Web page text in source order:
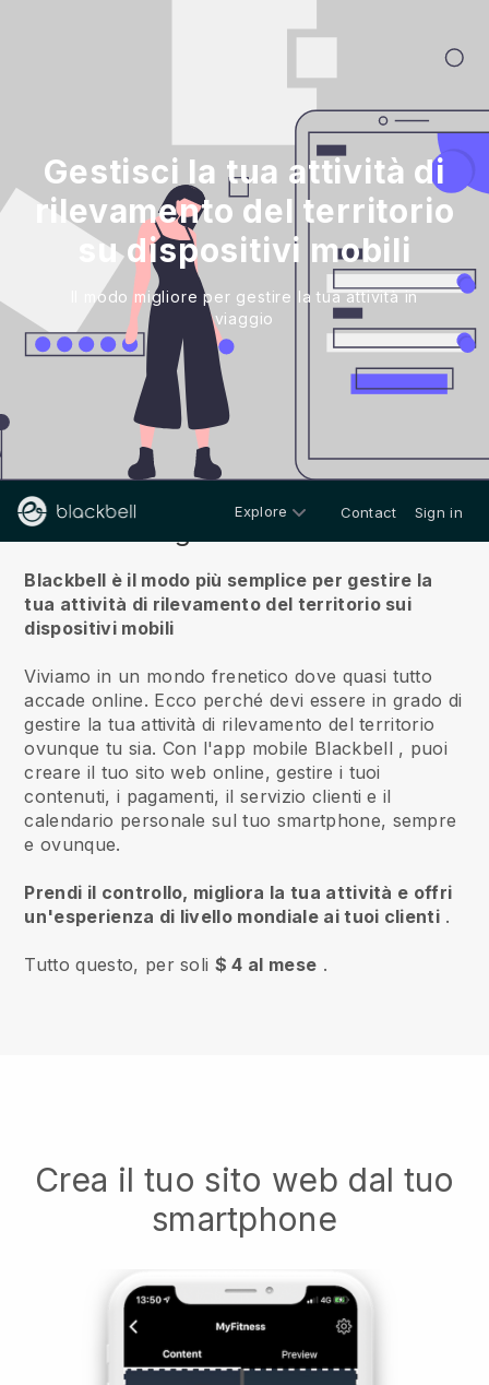
Gestisci la tua attività di
rilevamento del territorio
su dispositivi mobili
Il modo migliore per gestire la tua attività in
viaggio
Explore Contact Sign in
Blackbell è il modo più semplice per gestire la
tua attività di rilevamento del territorio sui
dispositivi mobili
Viviamo in un mondo frenetico dove quasi tutto
accade online. Ecco perché devi essere in grado di
gestire la tua attività di rilevamento del territorio
ovunque tu sia. Con l'app mobile Blackbell , puoi
creare il tuo sito web online, gestire i tuoi
contenuti, i pagamenti, il servizio clienti e il
calendario personale sul tuo smartphone, sempre
e ovunque.
Prendi il controllo, migliora la tua attività e offri
un'esperienza di livello mondiale ai tuoi clienti .
Tutto questo, per soli $ 4 al mese .
Crea il tuo sito web dal tuo
smartphone